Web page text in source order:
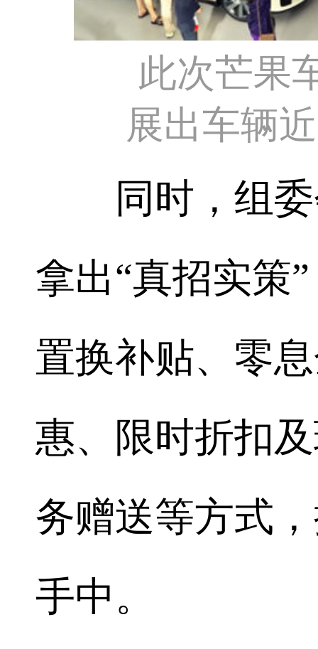
此次芒果
展出车辆
同时，组委
拿出“真招实策
置换补贴、零
惠、限时折扣
务赠送等方式
手中。​